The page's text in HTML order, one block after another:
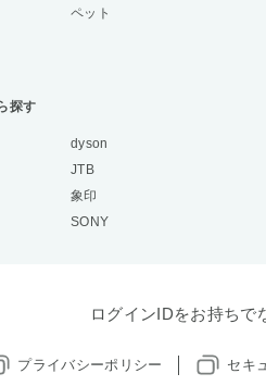
ペット
探す
dyson
JTB
象印
SONY
ログインIDをお持ちで
プライバシーポリシー セキ